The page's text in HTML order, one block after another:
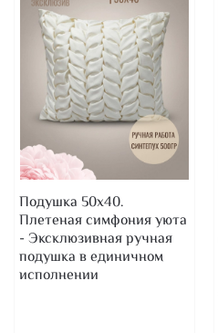
Подушка 50х40.
Плетеная симфония уюта
- Эксклюзивная ручная
подушка в единичном
исполнении